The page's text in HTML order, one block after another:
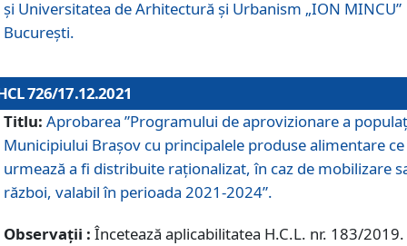
și Universitatea de Arhitectură și Urbanism „ION MINCU”
București.
726/17.12.2021
Titlu: Aprobarea ”Programului de aprovizionare a
Municipiului Braşov cu principalele produse alimentare ce
urmează a fi distribuite raționalizat, în caz de mobilizare
război, valabil în perioada 2021-2024”.
Observații : Încetează aplicabilitatea H.C.L. nr. 183/2019.